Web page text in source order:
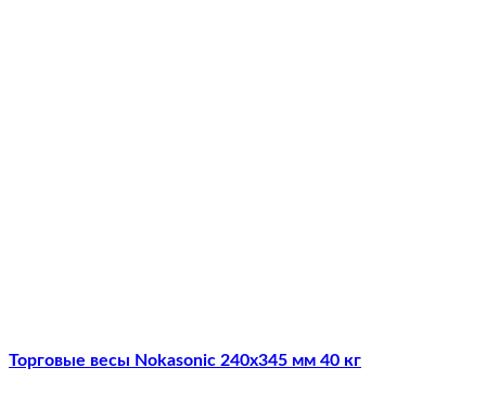
Торговые весы Nokasonic 240х345 мм 40 кг